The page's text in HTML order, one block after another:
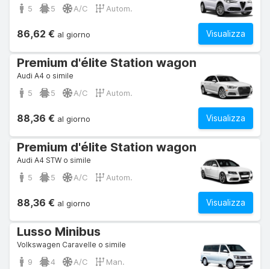
5 5 A/C Autom.
Visualizza
86,62 € al giorno
Premium d'élite Station wagon
Audi A4 o simile
5 5 A/C Autom.
Visualizza
88,36 € al giorno
Premium d'élite Station wagon
Audi A4 STW o simile
5 5 A/C Autom.
Visualizza
88,36 € al giorno
Lusso Minibus
Volkswagen Caravelle o simile
9 4 A/C Man.